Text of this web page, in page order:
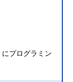
プログラミン